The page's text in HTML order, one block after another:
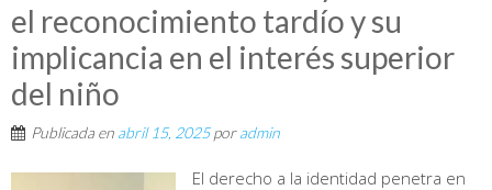
el reconocimiento tardío y su
implicancia en el interés superior
del niño
Publicada en abril 15, 2025poradmin
El derecho a la identidad penetra en